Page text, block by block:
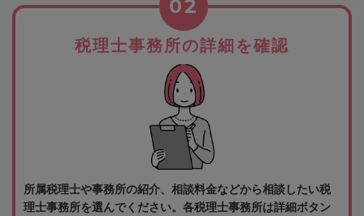
税理士事務所の詳細を確認
02
所属税理士や事務所の紹介、相談料金などから相談したい税
理士事務所を選んでください。各税理士事務所は詳細ボタン